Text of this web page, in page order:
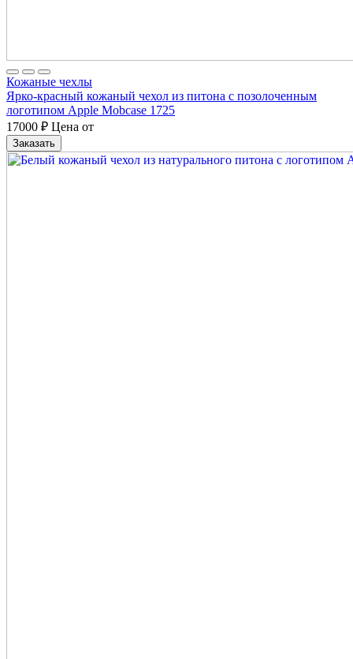
Кожаные чехлы
Ярко-красный кожаный чехол из питона с позолоченным
логотипом Apple Mobcase 1725
17000 ₽ Цена от
Заказать